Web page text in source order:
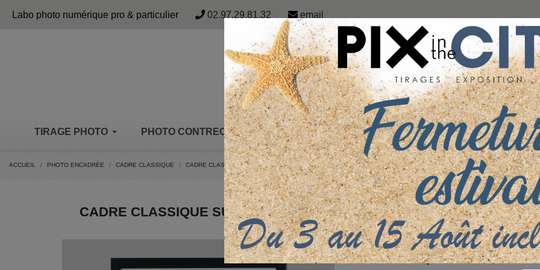
Labo photo numérique pro & particulier 02.97.29.81.32 email
TIRAGE PHOTO PHOTO CONTRECOLLÉE PHOTO ENCADRÉE GAMME UNIVERT
ACCUEIL PHOTO ENCADRÉE CADRE CLASSIQUE CADRE CLASSIQUE SUR PAPIER PREMIUM CADRE CLASSIQUE SUR PAPIER CANSON GLACÉ - 250G/M²
CADRE CLASSIQUE SUR PAPIER CANSON GLACÉ - 250G/M²
À partir de 48,30 €